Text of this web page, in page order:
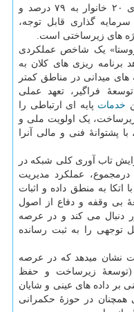
افزایش پوشش اینترنت روستاهای بالای ۲۰ خانوار به ۷۹ درصد و
با سرمایه گذاری قابل توجه،
های زیرساختی است.
هر ۶ روز یک روستا» یک شاخص عملکردی
ریزی های کلان به
میدانی در مناطق کمتر
فراگیر، تعهد عملی
خدمات پایه ای ارتباطی را
یک اولویت ملی و
پشتوانهٔ فنی و مالی آنرا
تاب آوری کلی شبکه در
درمجموع، عملکرد مدیریت
اتکا به منطق داده و اثبات
بی وقفه و دفاع از اصول
دنبال می کند و در عرصه
توجهی را به ثبت رسانده
نشان میدهد که در عرصه
(توسعهٔ زیرساخت و حفظ
بر داده های عینی و شایان
همچنان در حوزهٔ حکمرانی